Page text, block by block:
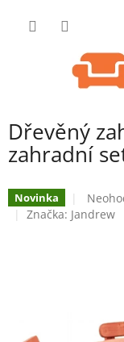
Dřevěný
zahradní
Novinka
Značka: Jandrew